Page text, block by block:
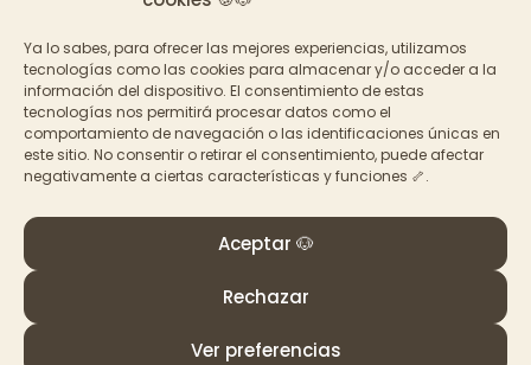
Ya lo sabes, para ofrecer las mejores experiencias, utilizamos
tecnologías como las cookies para almacenar y/o acceder a la
información del dispositivo. El consentimiento de estas
tecnologías nos permitirá procesar datos como el
comportamiento de navegación o las identificaciones únicas en
este sitio. No consentir o retirar el consentimiento, puede afectar
negativamente a ciertas características y funciones 🦴.
Aceptar 🐶
Rechazar
Ver preferencias
Acceder a los cursos
Contacto
© PAT Educadora Canina, Galicia
cookies